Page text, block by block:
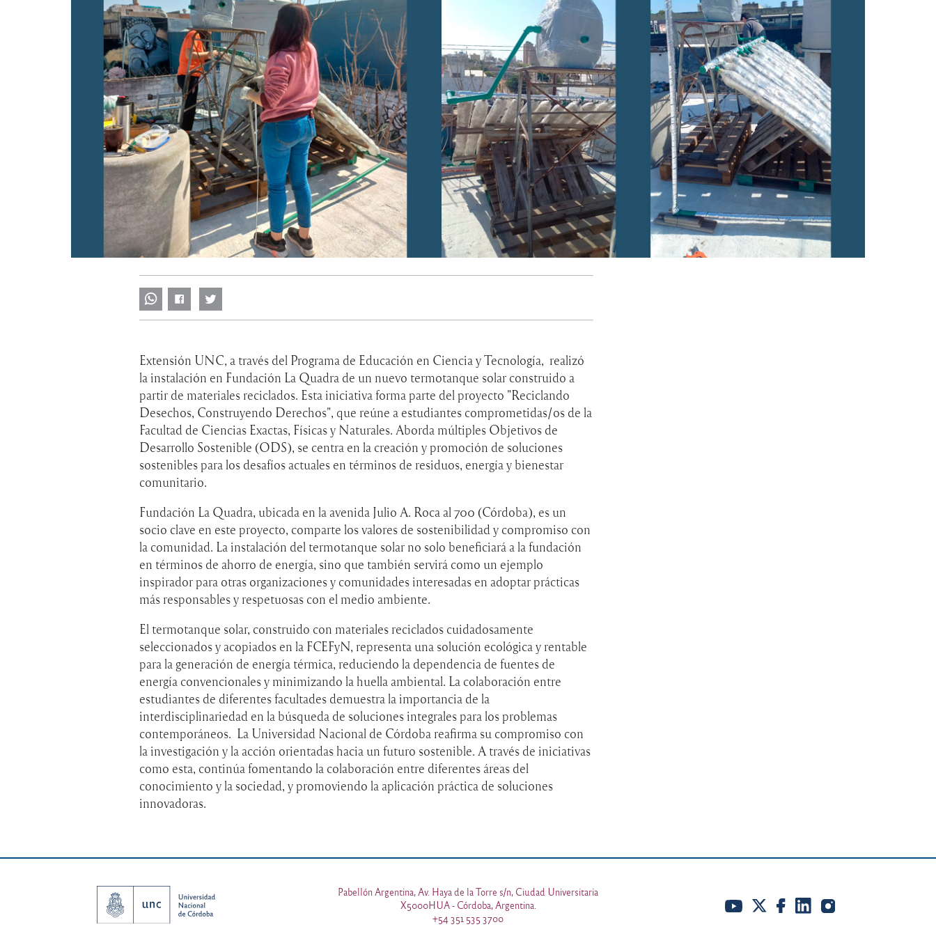
Extensión UNC, a través del Programa de Educación en Ciencia y Tecnología, realizó
la instalación en Fundación La Quadra de un nuevo termotanque solar construido a
partir de materiales reciclados. Esta iniciativa forma parte del proyecto "Reciclando
Desechos, Construyendo Derechos", que reúne a estudiantes comprometidas/os de la
Facultad de Ciencias Exactas, Físicas y Naturales. Aborda múltiples Objetivos de
Desarrollo Sostenible (ODS), se centra en la creación y promoción de soluciones
sostenibles para los desafíos actuales en términos de residuos, energía y bienestar
comunitario.
Fundación La Quadra, ubicada en la avenida Julio A. Roca al 700 (Córdoba), es un
socio clave en este proyecto, comparte los valores de sostenibilidad y compromiso con
la comunidad. La instalación del termotanque solar no solo beneficiará a la fundación
en términos de ahorro de energía, sino que también servirá como un ejemplo
inspirador para otras organizaciones y comunidades interesadas en adoptar prácticas
más responsables y respetuosas con el medio ambiente.
El termotanque solar, construido con materiales reciclados cuidadosamente
seleccionados y acopiados en la FCEFyN, representa una solución ecológica y rentable
para la generación de energía térmica, reduciendo la dependencia de fuentes de
energía convencionales y minimizando la huella ambiental. La colaboración entre
estudiantes de diferentes facultades demuestra la importancia de la
interdisciplinariedad en la búsqueda de soluciones integrales para los problemas
contemporáneos. La Universidad Nacional de Córdoba reafirma su compromiso con
la investigación y la acción orientadas hacia un futuro sostenible. A través de iniciativas
como esta, continúa fomentando la colaboración entre diferentes áreas del
conocimiento y la sociedad, y promoviendo la aplicación práctica de soluciones
innovadoras.
Pabellón Argentina, Av. Haya de la Torre s/n, Ciudad Universitaria
X5000HUA - Córdoba, Argentina.
+54 351 535 3700